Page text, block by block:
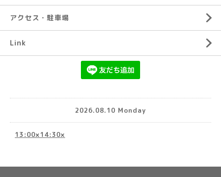
アクセス・駐車場
Link
2026.08.10 Monday
13:00×14:30×